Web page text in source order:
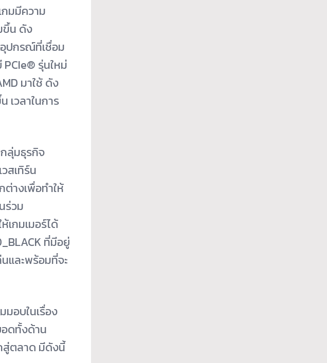
กมมีความ
ขึ้น ดัง
ปกรณ์ที่เชื่อม
® รุ่นใหม่
มาใช้ ดัง
เวลาในการ
ลุ่มธุรกิจ
สเทิร์น
ต่างเพื่อทำให้
ร่วม
กมเมอร์ได้
ที่มีอยู่
และพร้อมที่จะ
มอบในเรื่อง
ดทั้งด้าน
สู่ตลาด มีดังนี้